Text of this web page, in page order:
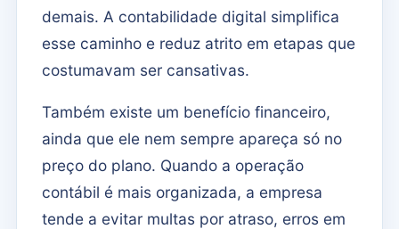
demais. A contabilidade digital simplifica
esse caminho e reduz atrito em etapas que
costumavam ser cansativas.
Também existe um benefício financeiro,
ainda que ele nem sempre apareça só no
preço do plano. Quando a operação
contábil é mais organizada, a empresa
tende a evitar multas por atraso, erros em